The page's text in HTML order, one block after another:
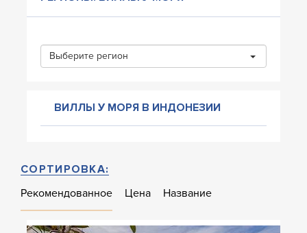
Выберите регион
ВИЛЛЫ У МОРЯ В ИНДОНЕЗИИ
СОРТИРОВКА:
Рекомендованное
Цена Название